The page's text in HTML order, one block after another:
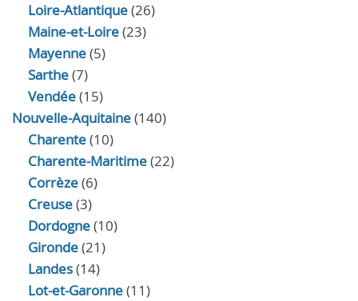
Loire-Atlantique(26)
Maine-et-Loire(23)
Mayenne(5)
Sarthe(7)
Vendée(15)
Nouvelle-Aquitaine(140)
Charente(10)
Charente-Maritime(22)
Corrèze(6)
Creuse(3)
Dordogne(10)
Gironde(21)
Landes(14)
Lot-et-Garonne(11)